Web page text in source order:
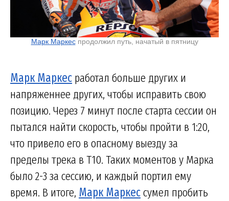
Марк Маркеспродолжил путь, начатый в пятницу
Марк Маркес работал больше других и
напряженнее других, чтобы исправить свою
позицию. Через 7 минут после старта сессии он
пытался найти скорость, чтобы пройти в 1:20,
что привело его в опасному выезду за
пределы трека в Т10. Таких моментов у Марка
было 2-3 за сессию, и каждый портил ему
время. В итоге, Марк Маркессумел пробить